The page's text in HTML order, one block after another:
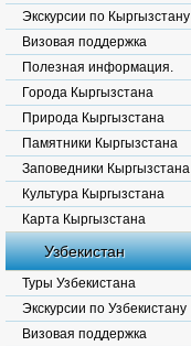
Экскурсии по Кыргызстану
Визовая поддержка
Полезная информация.
Города Кыргызстана
Природа Кыргызстана
Памятники Кыргызстана
Заповедники Кыргызстана
Культура Кыргызстана
Карта Кыргызстана
Узбекистан
Туры Узбекистана
Экскурсии по Узбекистану
Визовая поддержка